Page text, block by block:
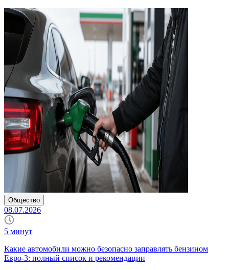
Общество
08.07.2026
5 минут
Какие автомобили можно безопасно заправлять бензином
Евро-3: полный список и рекомендации